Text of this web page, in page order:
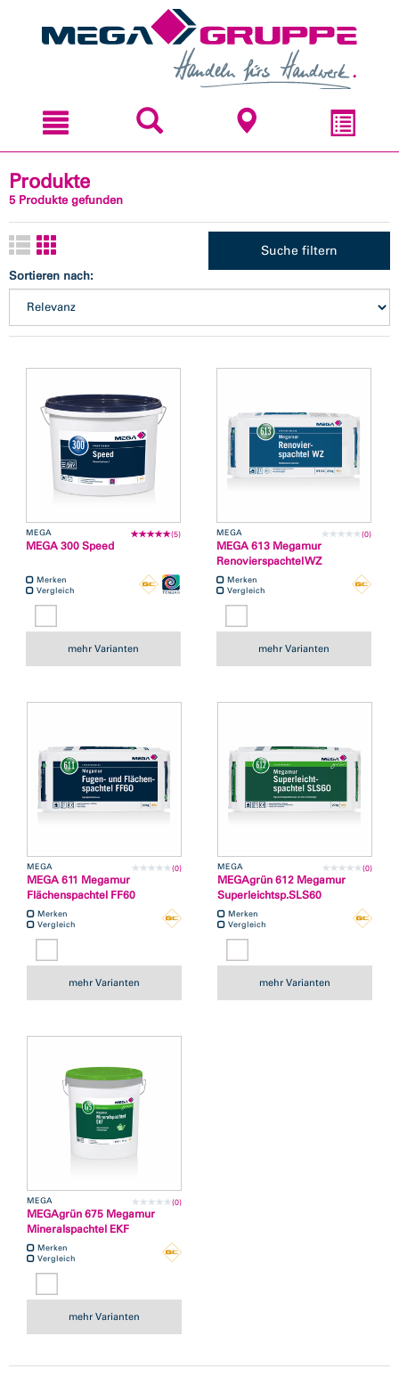
Produkte
5 Produkte gefunden
Suche filtern
Sortieren nach:
MEGA (5)
MEGA 300 Speed
Merken
Vergleich
mehr Varianten
MEGA (0)
MEGA 613 Megamur
Renovierspachtel WZ
Merken
Vergleich
mehr Varianten
MEGA (0)
MEGA 611 Megamur
Flächenspachtel FF60
Merken
Vergleich
mehr Varianten
MEGA (0)
MEGAgrün 612 Megamur
Superleichtsp.SLS60
Merken
Vergleich
mehr Varianten
MEGA (0)
MEGAgrün 675 Megamur
Mineralspachtel EKF
Merken
Vergleich
mehr Varianten